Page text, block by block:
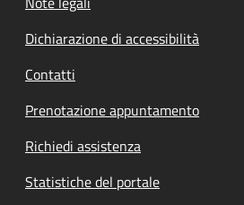
Dichiarazione di accessibilità
Contatti
Prenotazione appuntamento
Richiedi assistenza
Statistiche del portale